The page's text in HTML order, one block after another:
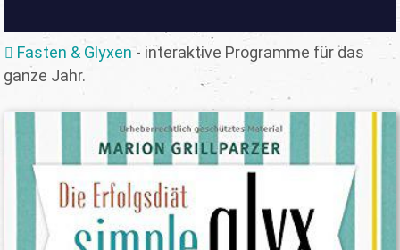
Fasten & Glyxen - interaktive Programme für das
ganze Jahr.